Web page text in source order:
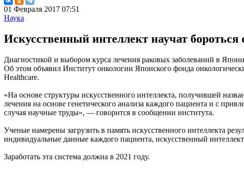
01 Февраля 2017 07:51
Наука
Искусственный интеллект научат бороться
Диагностикой и выбором курса лечения раковых заболеваний в
Об этом объявил Институт онкологии Японского фонда
Healthcare.
«На основе структуры искусственного интеллекта, получившей
лечения на основе генетического анализа каждого пациента и с
случая научные труды», — говорится в сообщении института.
Ученые намерены загрузить в память искусственного интеллекта
индивидуальные данные каждого пациента, искусственный
Заработать эта система должна в 2021 году.